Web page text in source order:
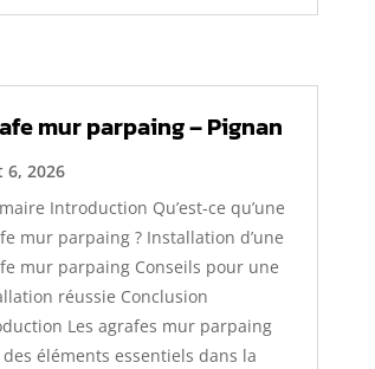
mur parpaing – Pignan
6, 2026
Introduction Qu’est-ce qu’une
mur parpaing ? Installation d’une
mur parpaing Conseils pour une
réussie Conclusion
Les agrafes mur parpaing
éléments essentiels dans la